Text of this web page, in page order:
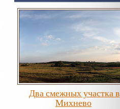
Два смежных участка в
Михнево